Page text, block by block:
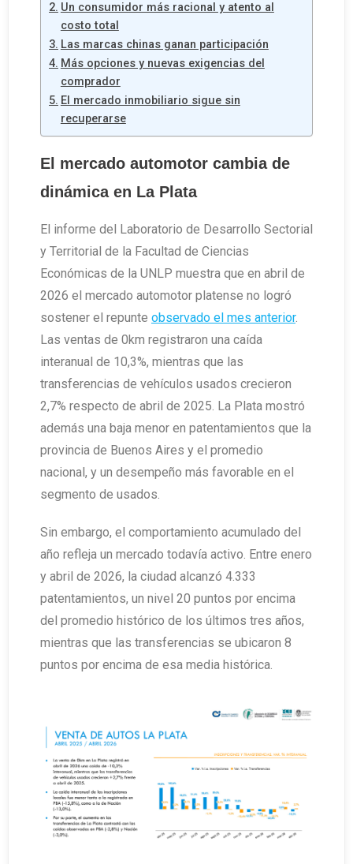
Un consumidor más racional y atento al
costo total
Las marcas chinas ganan participación
Más opciones y nuevas exigencias del
comprador
El mercado inmobiliario sigue sin
recuperarse
El mercado automotor cambia de
dinámica en La Plata
El informe del Laboratorio de Desarrollo Sectorial
y Territorial de la Facultad de Ciencias
Económicas de la UNLP muestra que en abril de
2026 el mercado automotor platense no logró
sostener el repunte observado el mes anterior.
Las ventas de 0km registraron una caída
interanual de 10,3%, mientras que las
transferencias de vehículos usados crecieron
2,7% respecto de abril de 2025. La Plata mostró
además una baja menor en patentamientos que la
provincia de Buenos Aires y el promedio
nacional, y un desempeño más favorable en el
segmento de usados.
Sin embargo, el comportamiento acumulado del
año refleja un mercado todavía activo. Entre enero
y abril de 2026, la ciudad alcanzó 4.333
patentamientos, un nivel 20 puntos por encima
del promedio histórico de los últimos tres años,
mientras que las transferencias se ubicaron 8
puntos por encima de esa media histórica.